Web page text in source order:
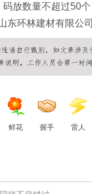
码放数量不超过50
东环林建材有限公
鲜花 握手 雷人